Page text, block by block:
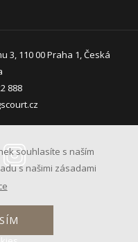
souhlasíte s naším
s našimi zásadami
3, 110 00 Praha 1, Česká
888